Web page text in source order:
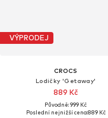
VÝPRODEJ
CROCS
Lodičky 'Getaway'
889 Kč
Původně: 999 Kč
Poslední nejnižší cena:889 Kč